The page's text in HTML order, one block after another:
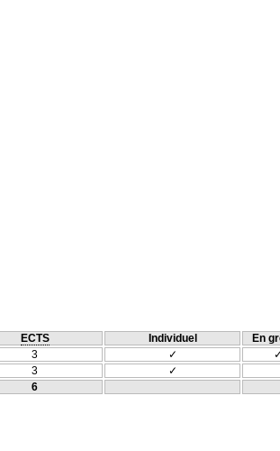
ECTS Individuel En
3 ✓ ✓
3 ✓
6